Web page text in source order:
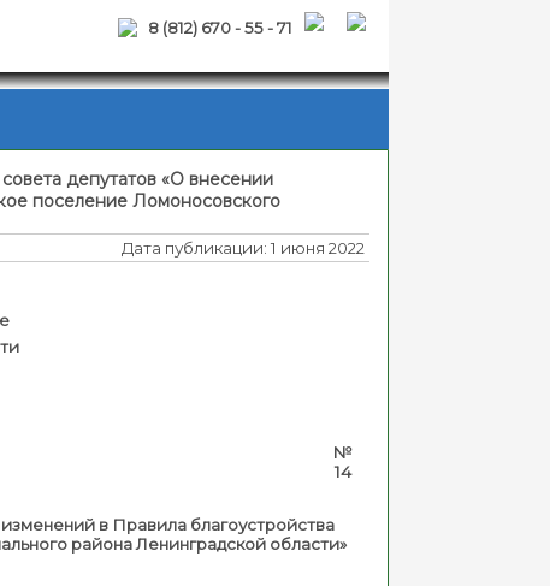
8 (812) 670 - 55 - 71
депутатов «О внесении
поселение Ломоносовского
Дата публикации: 1 июня 2022
№
14
в Правила благоустройства
района Ленинградской области»